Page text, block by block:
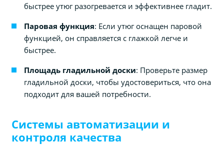
быстрее утюг разогревается и эффективнее гладит.
Паровая функция: Если утюг оснащен паровой
функцией, он справляется с глажкой легче и
быстрее.
Площадь гладильной доски: Проверьте размер
гладильной доски, чтобы удостовериться, что она
подходит для вашей потребности.
Системы автоматизации и
контроля качества